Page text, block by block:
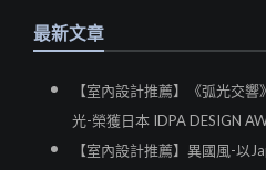
最新文章
【室內設計推薦】《弧光交
光-榮獲日本 IDPA DESIGN
【室內設計推薦】異國風-以